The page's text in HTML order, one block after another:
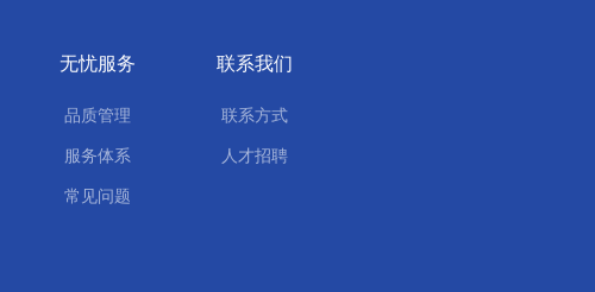
无忧服务
品质管理
服务体系
常见问题
联系我们
联系方式
人才招聘